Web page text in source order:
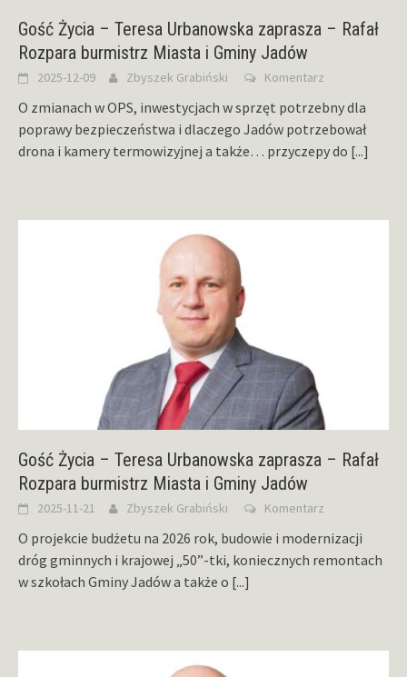
Gość Życia – Teresa Urbanowska zaprasza – Rafał
Rozpara burmistrz Miasta i Gminy Jadów
2025-12-09 Zbyszek Grabiński Komentarz
O zmianach w OPS, inwestycjach w sprzęt potrzebny dla
poprawy bezpieczeństwa i dlaczego Jadów potrzebował
drona i kamery termowizyjnej a także… przyczepy do [...]
Gość Życia – Teresa Urbanowska zaprasza – Rafał
Rozpara burmistrz Miasta i Gminy Jadów
2025-11-21 Zbyszek Grabiński Komentarz
O projekcie budżetu na 2026 rok, budowie i modernizacji
dróg gminnych i krajowej „50”-tki, koniecznych remontach
w szkołach Gminy Jadów a także o [...]